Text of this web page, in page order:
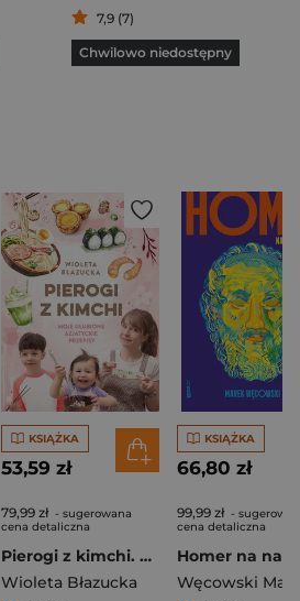
7,9 (7)
Chwilowo niedostępny
KSIĄŻKA
53,59 zł
79,99 zł - sugerowana
cena detaliczna
Pierogi z kimchi. Moje ulubione azjatyckie przepisy
Wioleta Błazucka
KSIĄŻKA
66,80 zł
99,99 zł -
cena detaliczna
Węcowski